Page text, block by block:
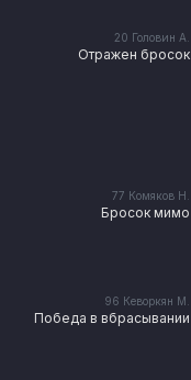
20 Головин А.
Отражен бросок
77 Комяков Н.
Бросок мимо
96 Кеворкян М.
Победа в вбрасывании